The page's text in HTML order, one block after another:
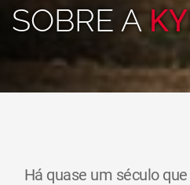
SOBRE A
Há quase um século que